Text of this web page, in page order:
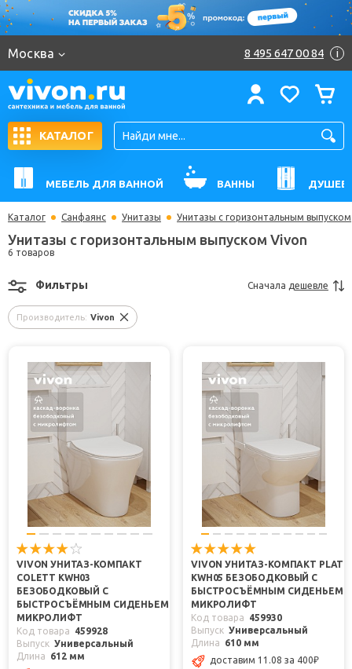
Москва 8 495 647 00 84 i
КАТАЛОГ
МЕБЕЛЬ ДЛЯ ВАННОЙ ВАННЫ
Каталог Санфаянс Унитазы Унитазы с горизонтальным выпуском
Унитазы с горизонтальным выпуском Vivon
6 товаров
Производитель: Vivon
Фильтры Сначала дешевле
VIVON УНИТАЗ-КОМПАКТ
COLETT KWH03
БЕЗОБОДКОВЫЙ С
БЫСТРОСЪЁМНЫМ СИДЕНЬЕМ
МИКРОЛИФТ
Код товара
459928
Выпуск Универсальный
Длина
612 мм
VIVON УНИТАЗ-КОМПАКТ PLAT
KWH05 БЕЗОБОДКОВЫЙ С
БЫСТРОСЪЁМНЫМ СИДЕНЬЕМ
МИКРОЛИФТ
Код товара
459930
Выпуск Универсальный
Длина
610 мм
доставим 11.08 за 400₽